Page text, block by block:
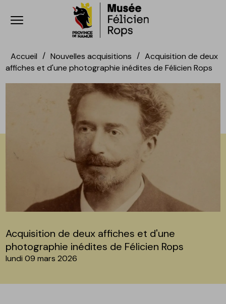
Accèder directement au contenu
Accèder directement au contenu
Ouvrir le menu
Accueil Nouvelles acquisitions
Acquisition de deux
affiches et d'une photographie inédites de Félicien Rops
Acquisition de deux affiches et d'une
photographie inédites de Félicien Rops
lundi 09 mars 2026